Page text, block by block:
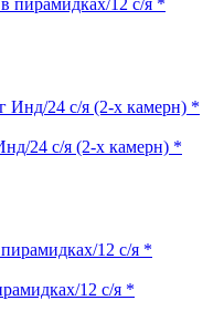
24 с/я (2-х камерн) *
12 с/я *